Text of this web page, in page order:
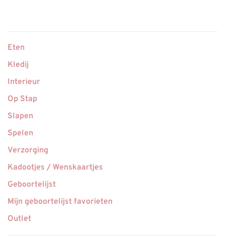
Eten
Kledij
Interieur
Op Stap
Slapen
Spelen
Verzorging
Kadootjes / Wenskaartjes
Geboortelijst
Mijn geboortelijst favorieten
Outlet